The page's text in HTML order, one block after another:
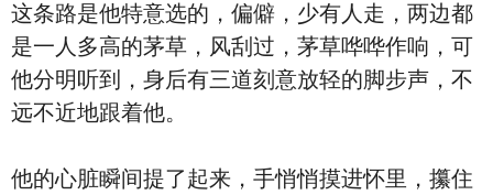
这条路是他特意选的，偏僻，少有人走，两边都
是一人多高的茅草，风刮过，茅草哗哗作响，可
他分明听到，身后有三道刻意放轻的脚步声，不
远不近地跟着他。
他的心脏瞬间提了起来，手悄悄摸进怀里，攥住